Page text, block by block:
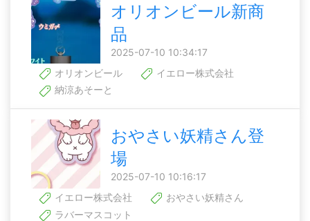
オリオンビール新商
品
2025-07-10 10:34:17
オリオンビール
イエロー株式会社
納涼あそーと
おやさい妖精さん登
場
2025-07-10 10:16:17
イエロー株式会社
おやさい妖精さん
ラバーマスコット